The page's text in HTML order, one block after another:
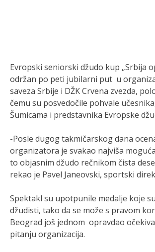
Evropski seniorski džudo kup „Srbija
održan po peti jubilarni put u
saveza Srbije i DŽK Crvena zvezda,
čemu su posvedočile pohvale
Šumicama i predstavnika Evropske
-Posle dugog takmičarskog dana
organizatora je svakao najviša
to objasnim džudo rečnikom čista
rekao je Pavel Janeovski, sportski
Spektakl su upotpunile medalje koje
džudisti, tako da se može s pravom
Beograd još jednom opravdao
pitanju organizacija.